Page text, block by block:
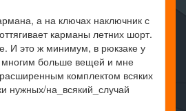
а на ключах наключник с
карманы летних шорт.
И это ж минимум, в рюкзаке у
больше вещей и мне
комплектом всяких
нужных/на_всякий_случай